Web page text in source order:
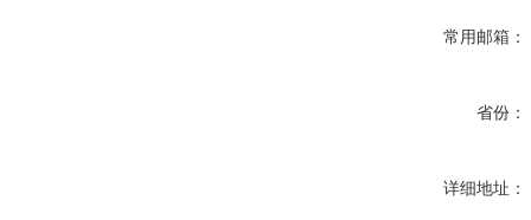
常用邮箱：
省份：
详细地址：